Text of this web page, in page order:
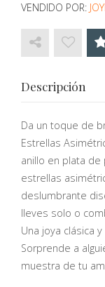
VENDIDO POR:
Descripción
Da un toque de
Estrellas
anillo en plata
estrellas
deslumbrante
lleves solo o
Una joya clásica
Sorprende a
muestra de tu